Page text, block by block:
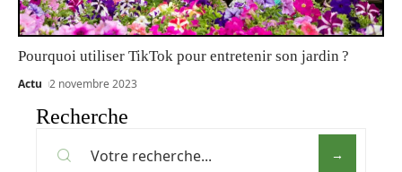
Pourquoi utiliser TikTok pour entretenir son jardin ?
Actu 2 novembre 2023
Recherche